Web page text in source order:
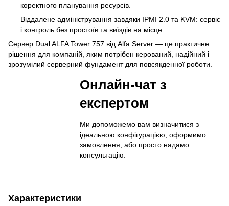
коректного планування ресурсів.
Віддалене адміністрування завдяки IPMI 2.0 та KVM: сервіс
і контроль без простоїв та виїздів на місце.
Сервер Dual ALFA Tower 757 від Alfa Server — це практичне
рішення для компаній, яким потрібен керований, надійний і
зрозумілий серверний фундамент для повсякденної роботи.
Онлайн-чат з
експертом
Ми допоможемо вам визначитися з
ідеальною конфігурацією, оформимо
замовлення, або просто надамо
консультацію.
Характеристики